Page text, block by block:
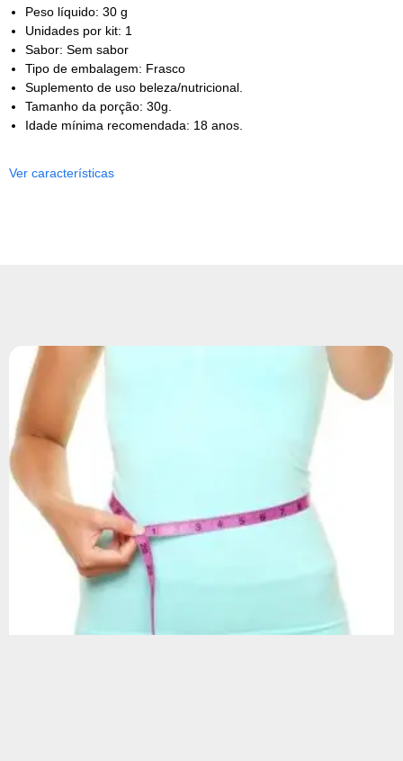
Peso líquido: 30 g
Unidades por kit: 1
Sabor: Sem sabor
Tipo de embalagem: Frasco
Suplemento de uso beleza/nutricional.
Tamanho da porção: 30g.
Idade mínima recomendada: 18 anos.
Ver características